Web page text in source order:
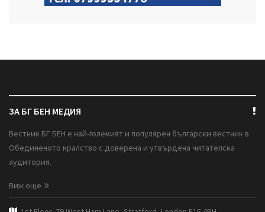
ЗА БГ БЕН МЕДИЯ
Вестник БГ БЕН е най-големият и популярен български вестник в
Обединеното кралство с доверена и утвърдена читателска
аудитория.
Виж още